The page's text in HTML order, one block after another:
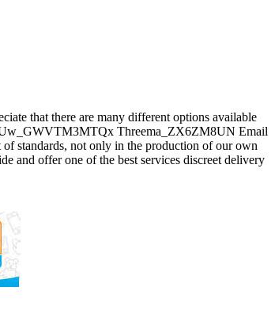
that there are many different options available
Uw_GWVTM3MTQx Threema_ZX6ZM8UN Email
standards, not only in the production of our own
and offer one of the best services discreet delivery